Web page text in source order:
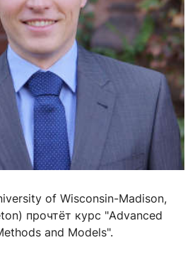
of Wisconsin-Madison,
прочтёт курс "Advanced
and Models".